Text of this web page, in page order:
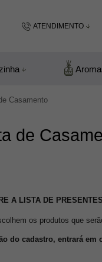
ATENDIMENTO
Casamento
de
A LISTA DE PRESENTES
os produtos que
do cadastro, entrará